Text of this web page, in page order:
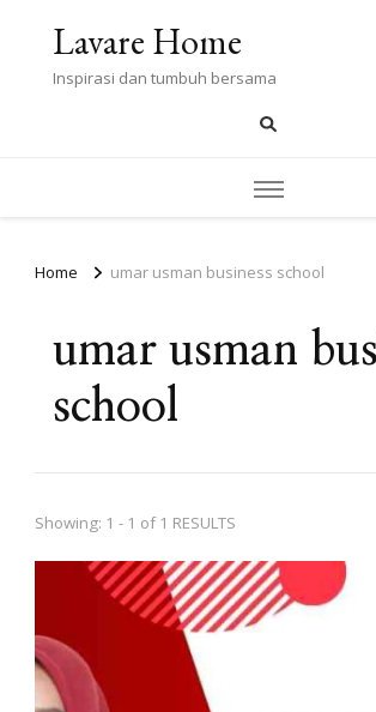
Lavare Home
Inspirasi dan tumbuh bersama
Home umar usman business school
umar usman
school
Showing: 1 - 1 of 1 RESULTS